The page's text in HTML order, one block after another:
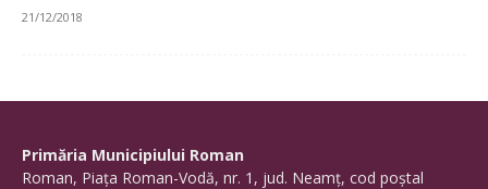
21/12/2018
Primăria Municipiului Roman
Roman, Piaţa Roman-Vodă, nr. 1, jud. Neamţ, cod poştal